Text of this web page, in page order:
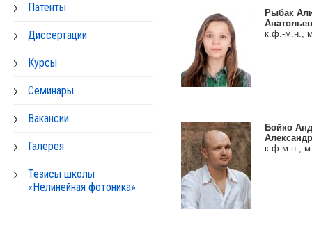
Патенты
Диссертации
Курсы
Семинары
Вакансии
Галерея
Тезисы школы
«Нелинейная фотоника»
Рыбак
к.ф.-м.н.,
Бойко
к.ф-м.н.,